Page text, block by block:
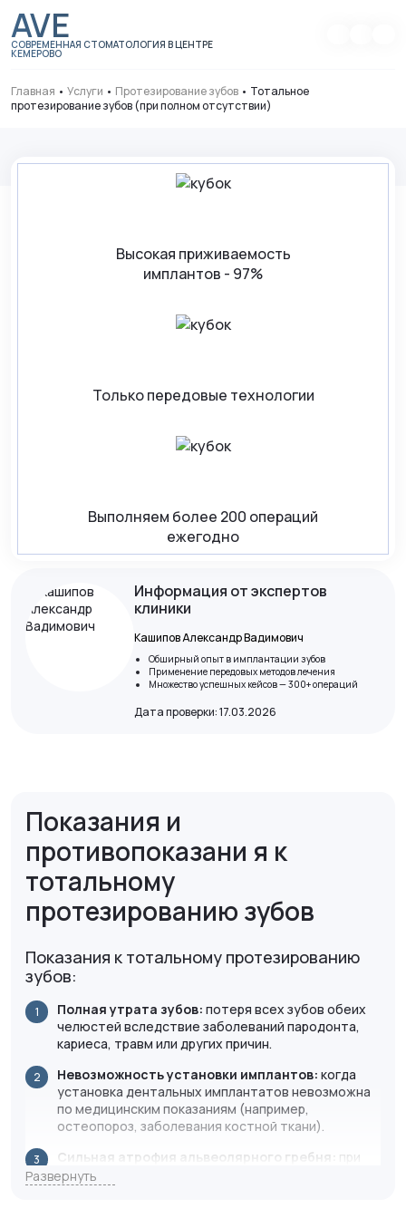
AVE
СОВРЕМЕННАЯ СТОМАТОЛОГИЯ В ЦЕНТРЕ
КЕМЕРОВО
Главная • Услуги • Протезирование зубов • Тотальное
протезирование зубов (при полном отсутствии)
Высокая приживаемость
имплантов - 97%
Только передовые технологии
Выполняем более 200 операций
ежегодно
Информация от экспертов
клиники
Кашипов Александр Вадимович
Обширный опыт в имплантации зубов
Применение передовых методов лечения
Множество успешных кейсов — 300+ операций
Дата проверки: 17.03.2026
Показания и
противопоказани я к
тотальному
протезированию зубов
Показания к тотальному протезированию
зубов:
Полная утрата зубов: потеря всех зубов обеих
челюстей вследствие заболеваний пародонта,
кариеса, травм или других причин.
Невозможность установки имплантов: когда
установка дентальных имплантатов невозможна
по медицинским показаниям (например,
остеопороз, заболевания костной ткани).
Сильная атрофия альвеолярного гребня: при
значительном уменьшении объема кости после
удаления зубов, что делает установку имплантов
Развернуть